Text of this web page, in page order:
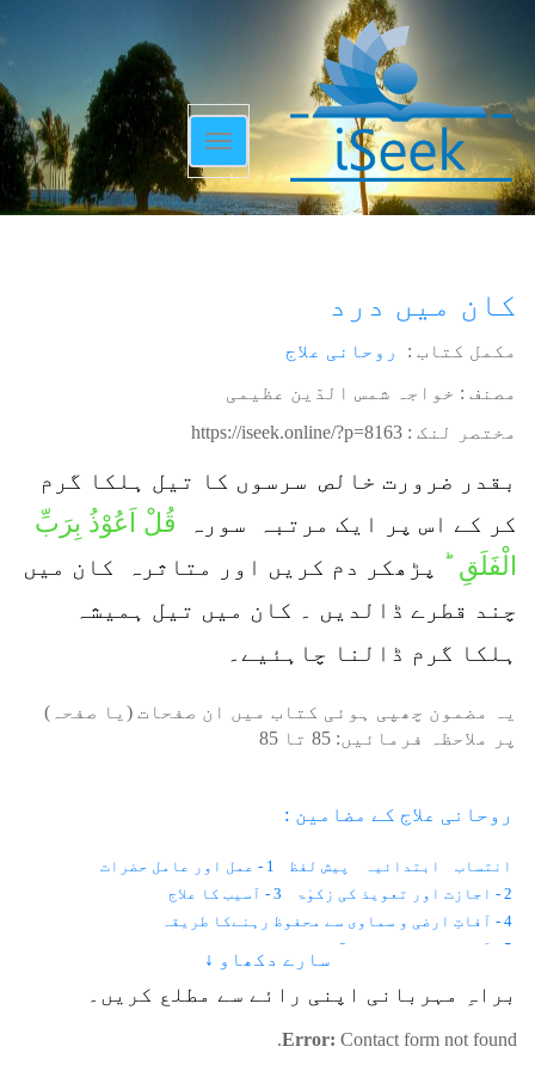
Toggle
navigation
کان میں درد
مکمل کتاب : روحانی علاج
مصنف : خواجہ شمس الدّین عظیمی
مختصر لنک : https://iseek.online/?p=8163
بقدر ضرورت خالص سرسوں کا تیل ہلکا گرم
کر کے اس پر ایک مرتبہ سورہ قُلْ اَعُوْذُ بِرَبِّ
الْفَلَقِ ؕ پڑھکر دم کریں اور متاثرہ کان میں
چند قطرے ڈالدیں ۔ کان میں تیل ہمیشہ
ہلکا گرم ڈالنا چاہئیے۔
یہ مضمون چھپی ہوئی کتاب میں ان صفحات (یا صفحہ)
پر ملاحظہ فرمائیں: 85 تا 85
روحانی علاج کے مضامین :
انتساب ابتدائیہ پیش لفظ
1 - عمل اور عامل حضرات
2 - اجازت اور تعویذ کی زکوٰۃ
3 - آسیب کا علاج
4 - آفاتِ ارضی و سماوی سے محفوظ رہنےکا طریقہ
5 - آنکھوں کے امراض
6 - موتیا اور پڑبال
10 - آنکھ کا نا سُور
11 - بھینگا پن
سارے دکھاو ↓
براہِ مہربانی اپنی رائے سے مطلع کریں۔
Error: Contact form not found.